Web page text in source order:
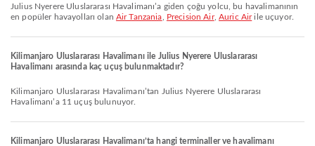
Julius Nyerere Uluslararası Havalimanı’a giden çoğu yolcu, bu havalimanının
en popüler havayolları olan Air Tanzania Precision Air, Auric Airile uçuyor.
Kilimanjaro Uluslararası Havalimanı ile Julius Nyerere Uluslararası
Havalimanı arasında kaç uçuş bulunmaktadır?
Kilimanjaro Uluslararası Havalimanı’tan Julius Nyerere Uluslararası
Havalimanı’a 11 uçuş bulunuyor.
Kilimanjaro Uluslararası Havalimanı’ta hangi terminaller ve havalimanı